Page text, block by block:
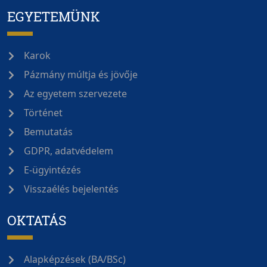
EGYETEMÜNK
Karok
Pázmány múltja és jövője
Az egyetem szervezete
Történet
Bemutatás
GDPR, adatvédelem
E-ügyintézés
Visszaélés bejelentés
OKTATÁS
Alapképzések (BA/BSc)